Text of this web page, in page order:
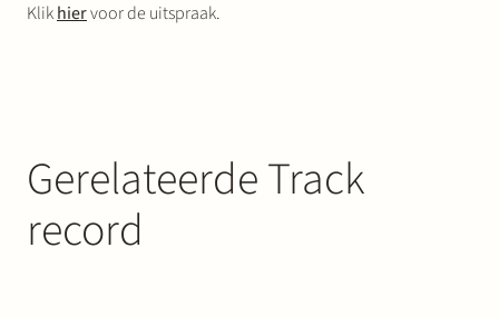
Klikhiervoor de uitspraak.
Gerelateerde Track
record